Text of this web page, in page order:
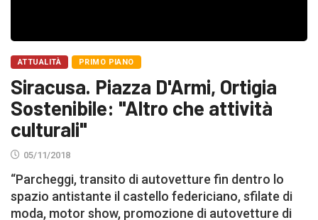
ATTUALITÀ PRIMO PIANO
Siracusa. Piazza D'Armi, Ortigia
Sostenibile: "Altro che attività
culturali"
05/11/2018
“Parcheggi, transito di autovetture fin dentro lo
spazio antistante il castello federiciano, sfilate di
moda, motor show, promozione di autovetture di